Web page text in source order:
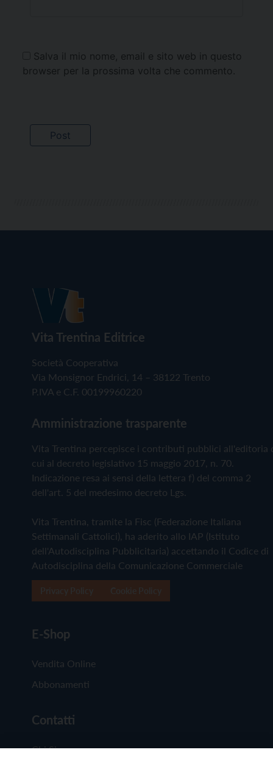
Salva il mio nome, email e sito web in questo
browser per la prossima volta che commento.
Vita Trentina Editrice
Società Cooperativa
Via Monsignor Endrici, 14 – 38122 Trento
P.IVA e C.F. 00199960220
Amministrazione trasparente
Vita Trentina percepisce i contributi pubblici all'editoria
cui al decreto legislativo 15 maggio 2017, n. 70.
Indicazione resa ai sensi della lettera f) del comma 2
dell'art. 5 del medesimo decreto Lgs.
Vita Trentina, tramite la Fisc (Federazione Italiana
Settimanali Cattolici), ha aderito allo IAP (Istituto
dell'Autodisciplina Pubblicitaria) accettando il Codice di
Autodisciplina della Comunicazione Commerciale
E-Shop
Vendita Online
Abbonamenti
Contatti
Chi Siamo